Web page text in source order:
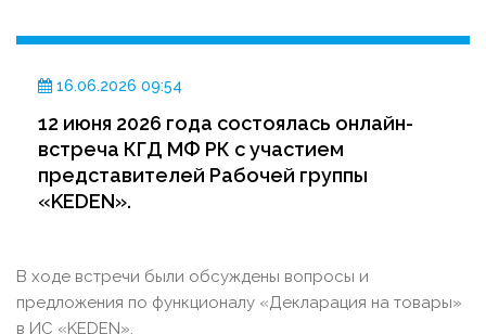
16.06.2026 09:54
12 июня 2026 года состоялась онлайн-
встреча КГД МФ РК с участием
представителей Рабочей группы
«KEDEN».
В ходе встречи были обсуждены вопросы и
предложения по функционалу «Декларация на товары»
в ИС «KEDEN».